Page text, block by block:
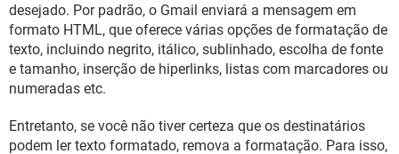
desejado. Por padrão, o Gmail enviará a mensagem em
formato HTML, que oferece várias opções de formatação de
texto, incluindo negrito, itálico, sublinhado, escolha de fonte
e tamanho, inserção de hiperlinks, listas com marcadores ou
numeradas etc.
Entretanto, se você não tiver certeza que os destinatários
podem ler texto formatado, remova a formatação. Para isso,